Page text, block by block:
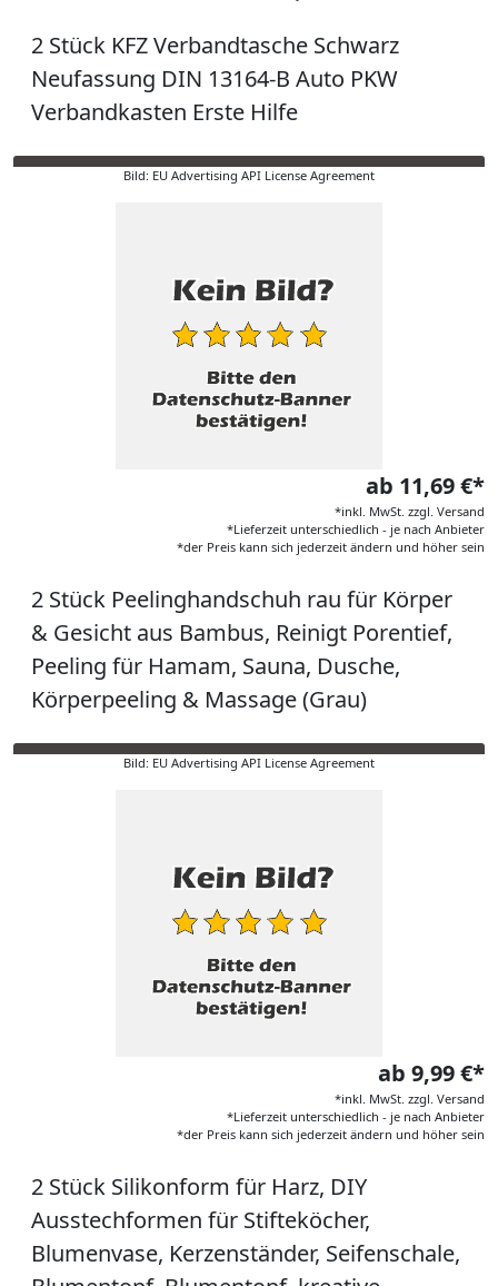
2 Stück KFZ Verbandtasche Schwarz
Neufassung DIN 13164-B Auto PKW
Verbandkasten Erste Hilfe
Bild: EU Advertising API License Agreement
ab 11,69 €*
*inkl. MwSt. zzgl. Versand
*Lieferzeit unterschiedlich - je nach Anbieter
*der Preis kann sich jederzeit ändern und höher sein
2 Stück Peelinghandschuh rau für Körper
& Gesicht aus Bambus, Reinigt Porentief,
Peeling für Hamam, Sauna, Dusche,
Körperpeeling & Massage (Grau)
Bild: EU Advertising API License Agreement
ab 9,99 €*
*inkl. MwSt. zzgl. Versand
*Lieferzeit unterschiedlich - je nach Anbieter
*der Preis kann sich jederzeit ändern und höher sein
2 Stück Silikonform für Harz, DIY
Ausstechformen für Stifteköcher,
Blumenvase, Kerzenständer, Seifenschale,